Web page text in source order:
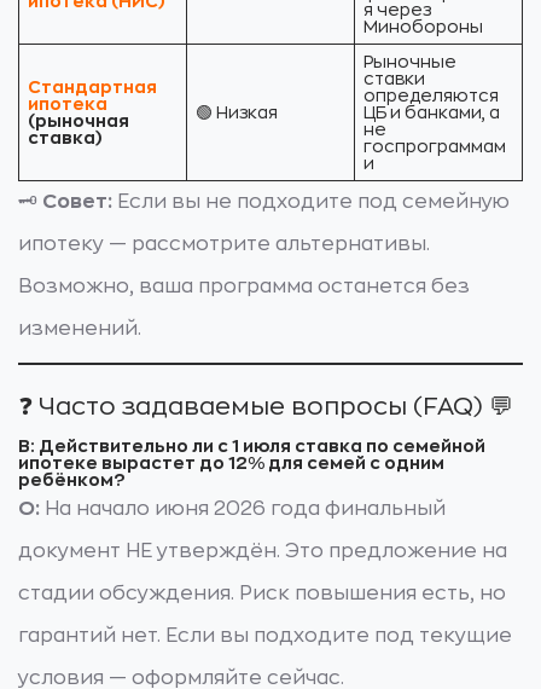
я через
Минобороны
Стандартная
ипотека
(рыночная
ставка)
🟢 Низкая
Рыночные
ставки
определяются
ЦБ и банками, а
не
госпрограммам
и
🗝️ Совет: Если вы не подходите под семейную
ипотеку — рассмотрите альтернативы.
Возможно, ваша программа останется без
изменений.
❓ Часто задаваемые вопросы (FAQ) 💬
В: Действительно ли с 1 июля ставка по семейной
ипотеке вырастет до 12% для семей с одним
ребёнком?
О: На начало июня 2026 года финальный
документ НЕ утверждён. Это предложение на
стадии обсуждения. Риск повышения есть, но
гарантий нет. Если вы подходите под текущие
условия — оформляйте сейчас.